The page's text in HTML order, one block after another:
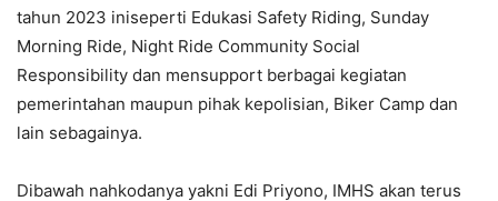
tahun 2023 iniseperti Edukasi Safety Riding, Sunday
Morning Ride, Night Ride Community Social
Responsibility dan mensupport berbagai kegiatan
pemerintahan maupun pihak kepolisian, Biker Camp dan
lain sebagainya.
Dibawah nahkodanya yakni Edi Priyono, IMHS akan terus